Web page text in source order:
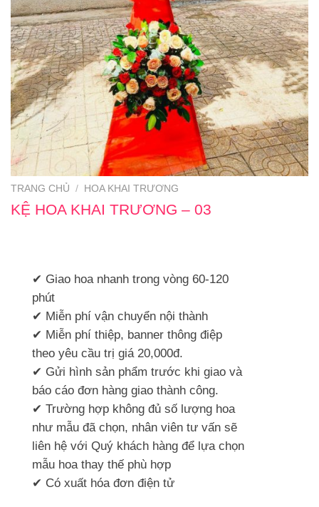
TRANG CHỦ / HOA KHAI TRƯƠNG
KỆ HOA KHAI TRƯƠNG – 03
✔ Giao hoa nhanh trong vòng 60-120
phút
✔ Miễn phí vận chuyển nội thành
✔ Miễn phí thiệp, banner thông điệp
theo yêu cầu trị giá 20,000đ.
✔ Gửi hình sản phẩm trước khi giao và
báo cáo đơn hàng giao thành công.
✔ Trường hợp không đủ số lượng hoa
như mẫu đã chọn, nhân viên tư vấn sẽ
liên hệ với Quý khách hàng để lựa chọn
mẫu hoa thay thế phù hợp
✔ Có xuất hóa đơn điện tử